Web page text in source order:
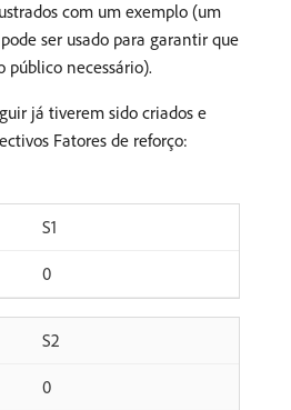
com um exemplo (um
ser usado para garantir que
público necessário).
já tiverem sido criados e
Fatores de reforço:
S1
0
S2
0